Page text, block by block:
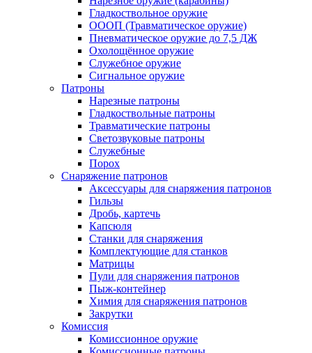
Гладкоствольное оружие
ОООП (Травматическое оружие)
Пневматическое оружие до 7,5 ДЖ
Охолощённое оружие
Служебное оружие
Сигнальное оружие
Патроны
Нарезные патроны
Гладкоствольные патроны
Травматические патроны
Светозвуковые патроны
Служебные
Порох
Снаряжение патронов
Аксессуары для снаряжения патронов
Гильзы
Дробь, картечь
Капсюля
Станки для снаряжения
Комплектующие для станков
Матрицы
Пули для снаряжения патронов
Пыж-контейнер
Химия для снаряжения патронов
Закрутки
Комиссия
Комиссионное оружие